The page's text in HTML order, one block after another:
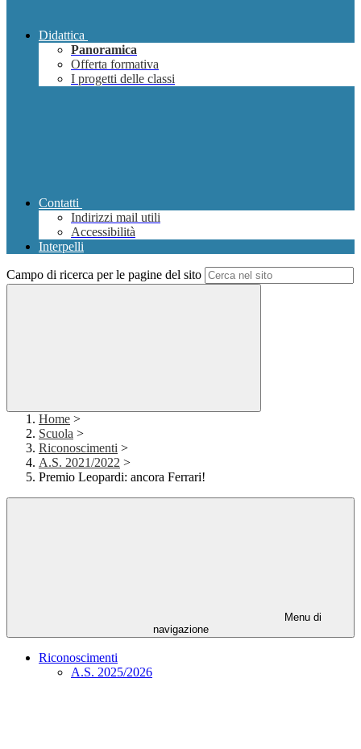
Didattica
Panoramica
Offerta formativa
I progetti delle classi
Contatti
Indirizzi mail utili
Accessibilità
Interpelli
Campo di ricerca per le pagine del sito
Home >
Scuola >
Riconoscimenti >
A.S. 2021/2022 >
Premio Leopardi: ancora Ferrari!
Menu di
navigazione
Riconoscimenti
A.S. 2025/2026